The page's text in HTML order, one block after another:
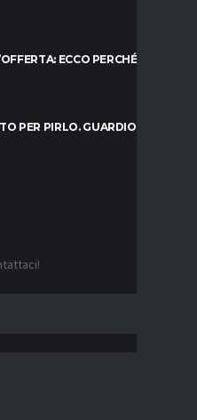
ECCO PERCHÉ
PER PIRLO. GUARDIOLA,